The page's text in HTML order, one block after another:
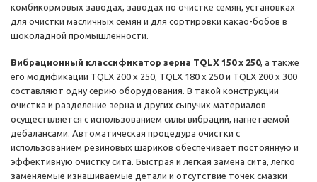
комбикормовых заводах, заводах по очистке семян, установках
для очистки масличных семян и для сортировки какао-бобов в
шоколадной промышленности.
Вибрационный классификатор зерна TQLX 150 x 250, а также
его модификации TQLX 200 x 250, TQLX 180 x 250 и TQLX 200 x 300
составляют одну серию оборудования. В такой конструкции
очистка и разделение зерна и других сыпучих материалов
осуществляется с использованием силы вибрации, нагнетаемой
дебалансами. Автоматическая процедура очистки с
использованием резиновых шариков обеспечивает постоянную и
эффективную очистку сита. Быстрая и легкая замена сита, легко
заменяемые изнашиваемые детали и отсутствие точек смазки